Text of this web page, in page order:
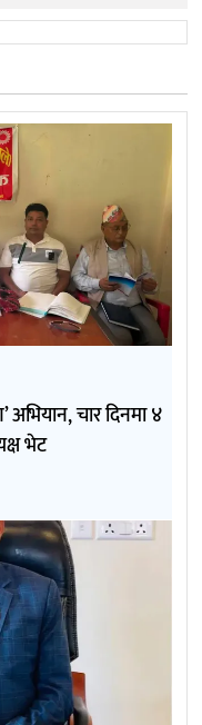
अभियान, चार दिनमा ४
भेट